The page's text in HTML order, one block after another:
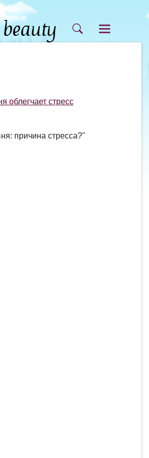
облегчает стресс
причина стресса?"